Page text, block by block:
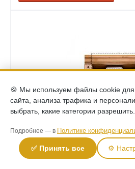
(0)
Полик над вытяжкой (900 мм) Викинг
3,435 Р
🍪 Мы используем файлы cookie
сайта, анализа трафика и
выбрать, какие категории разрешить.
Подробнее — в Политике
✅ Принять все ⚙️